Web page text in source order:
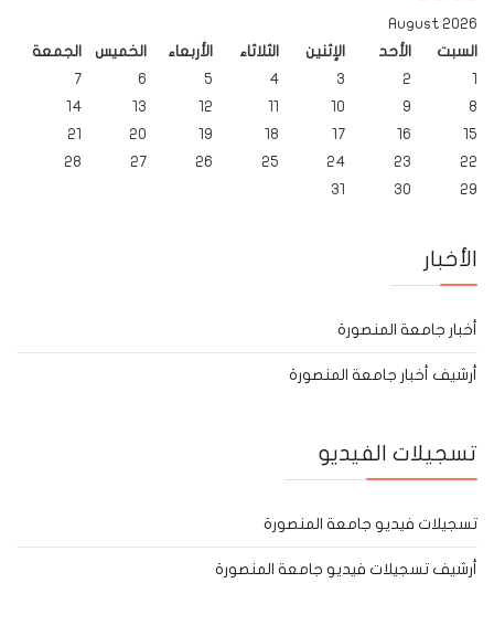
2026 August
السبت
الأحد الإثنين الثلاثاء الأربعاء الخميس
الجمعة
1
2
3
4
5
6
7
8
9
10
11
12
13
14
15
16
17
18
19
20
21
22
23
24
25
26
27
28
29
30
31
الأخبار
أخبار جامعة المنصورة
أرشيف أخبار جامعة المنصورة
تسجيلات الفيديو
تسجيلات فيديو جامعة المنصورة
أرشيف تسجيلات فيديو جامعة المنصورة